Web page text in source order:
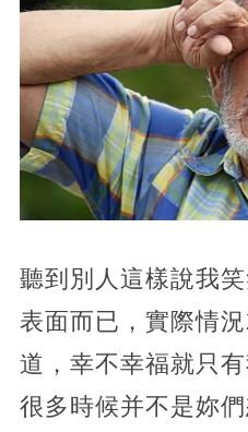
聽到別人這樣說我
表面而已，實際情
道，幸不幸福就只有
很多時候并不是妳